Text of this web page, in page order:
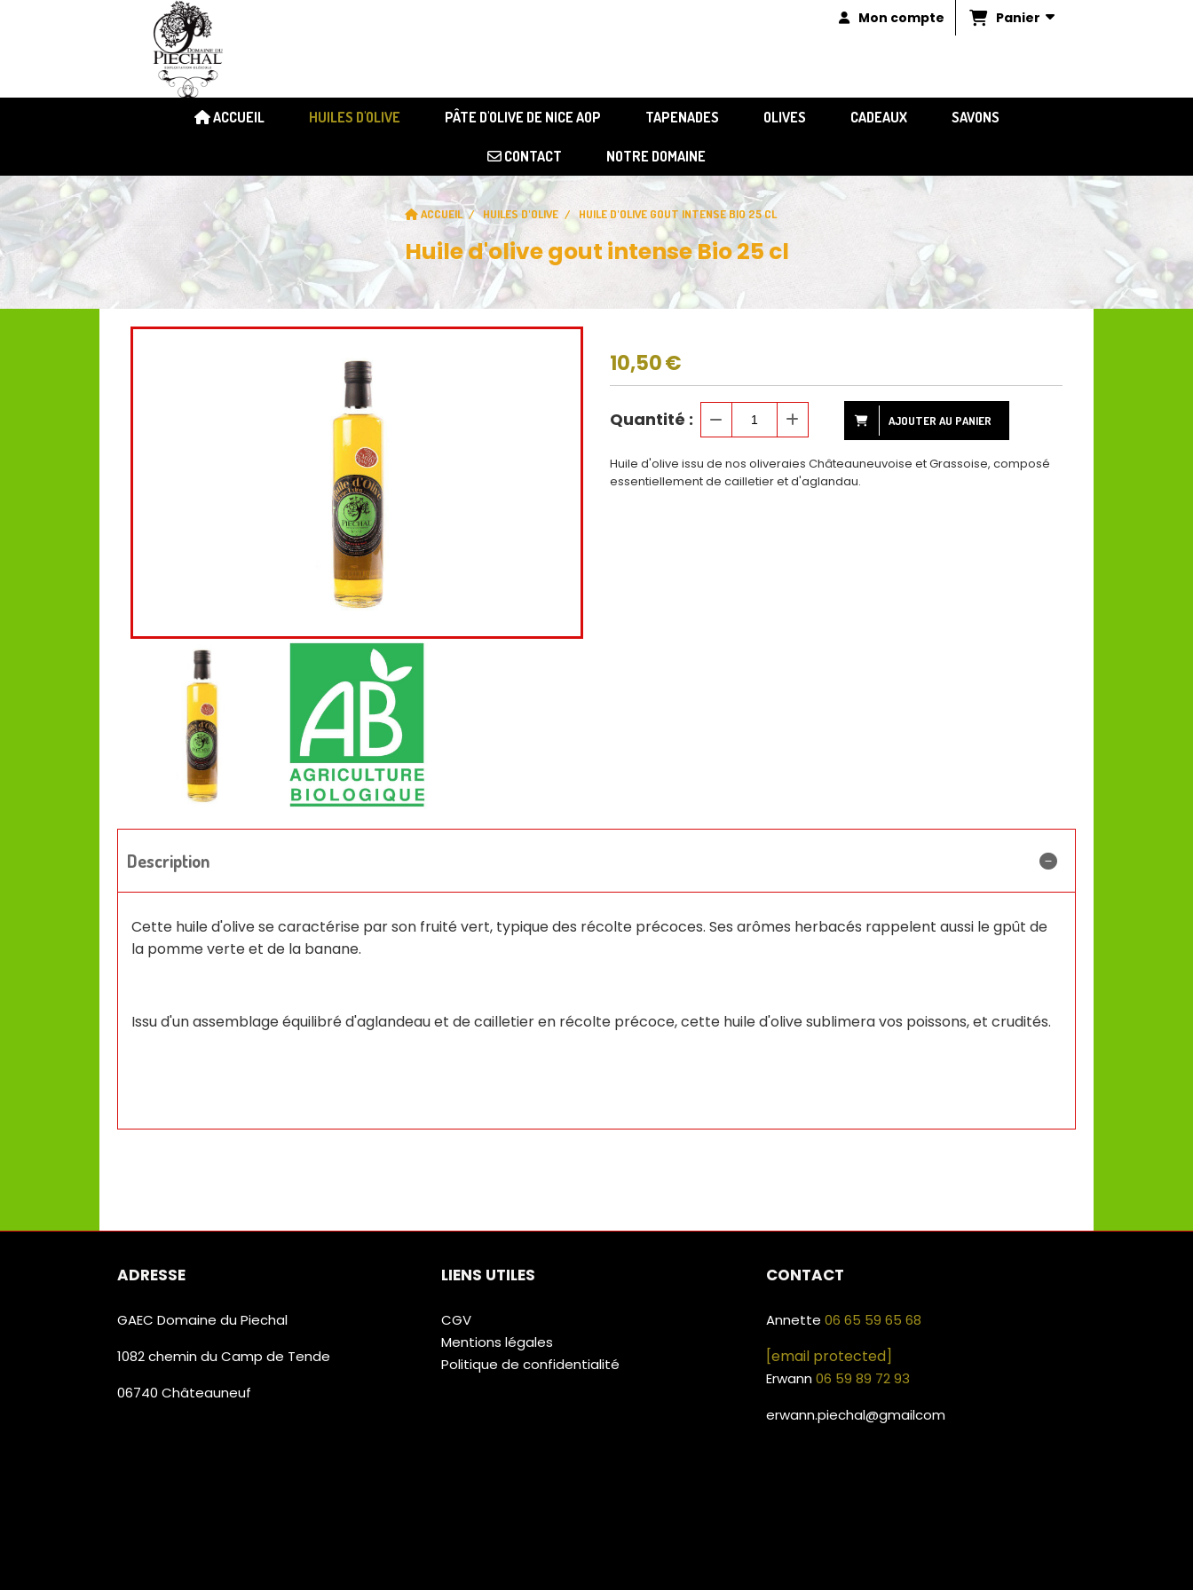
Mon compte Panier
ACCUEIL HUILES D'OLIVE PÂTE D'OLIVE DE NICE AOP TAPENADES OLIVES CADEAUX SAVONS
CONTACT NOTRE DOMAINE
ACCUEIL HUILES D'OLIVE HUILE D'OLIVE GOUT INTENSE BIO 25 CL
Huile d'olive gout intense Bio 25 cl
10,50€
Quantité : AJOUTER AU PANIER
Huile d'olive issu de nos oliveraies Châteauneuvoise et Grassoise, composé
essentiellement de cailletier et d'aglandau.
Description
Cette huile d'olive se caractérise par son fruité vert, typique des récolte précoces. Ses arômes herbacés rappelent aussi le gpût de
la pomme verte et de la banane.
Issu d'un assemblage équilibré d'aglandeau et de cailletier en récolte précoce, cette huile d'olive sublimera vos poissons, et crudités.
ADRESSE
GAEC Domaine du Piechal
1082 chemin du Camp de Tende
06740 Châteauneuf
LIENS UTILES
CGV
Mentions légales
Politique de confidentialité
CONTACT
Annette 06 65 59 65 68
[email protected]
Erwann06 59 89 72 93
erwann.piechal@gmailcom